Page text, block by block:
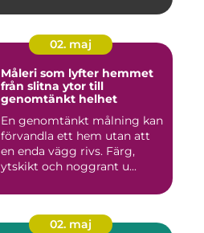
02. maj
Måleri som lyfter hemmet
från slitna ytor till
genomtänkt helhet
En genomtänkt målning kan
förvandla ett hem utan att
en enda vägg rivs. Färg,
ytskikt och noggrant u...
02. maj